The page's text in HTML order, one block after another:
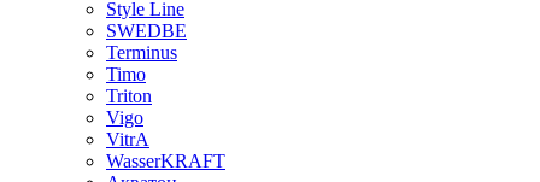
Style Line
SWEDBE
Terminus
Timo
Triton
Vigo
VitrA
WasserKRAFT